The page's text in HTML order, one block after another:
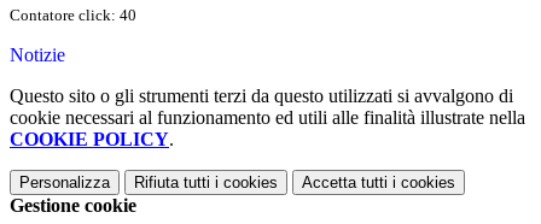
Contatore click: 40
Notizie
Questo sito o gli strumenti terzi da questo utilizzati si avvalgono di
cookie necessari al funzionamento ed utili alle finalità illustrate nella
COOKIE POLICY.
Personalizza Rifiuta tutti i cookies Accetta tutti i cookies
Gestione cookie